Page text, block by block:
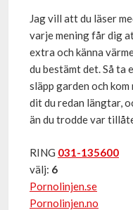
Jag vill att du läser
varje mening får dig
extra och känna
du bestämt det. Så ta
släpp garden och
dit du redan längtar,
än du trodde var
RING 031-135600
välj: 6
Pornolinjen.se
Pornolinjen.no